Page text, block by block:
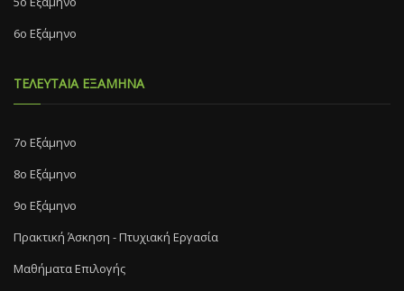
6ο Εξάμηνο
ΤΕΛΕΥΤΑΙΑ ΕΞΑΜΗΝΑ
7o Eξάμηνο
8o Eξάμηνο
9ο Εξάμηνο
Πρακτική Άσκηση - Πτυχιακή Εργασία
Μαθήματα Επιλογής